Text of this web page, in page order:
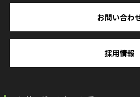
お問い合わ
採用情報